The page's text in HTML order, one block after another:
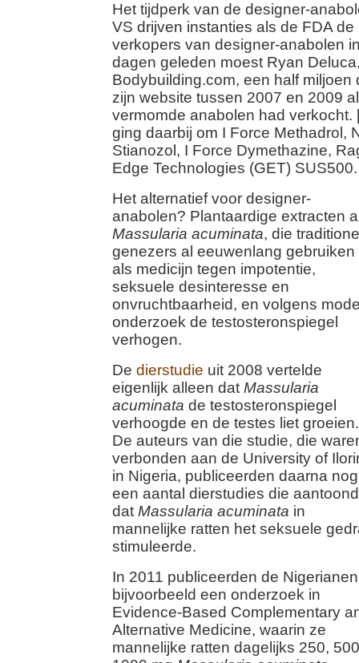
Het tijdperk van de designer-
VS drijven instanties als de FDA
verkopers van designer-anabolen
dagen geleden moest Ryan
Bodybuilding.com, een half miljoen
zijn website tussen 2007 en 2009
vermomde anabolen had verkocht.
ging daarbij om I Force Methadrol,
Stianozol, I Force Dymethazine,
Edge Technologies (GET) SUS500.
Het alternatief voor designer-
anabolen? Plantaardige extracten
Massularia acuminata, die
genezers al eeuwenlang gebruiken
als medicijn tegen impotentie,
seksuele desinteresse en
onvruchtbaarheid, en volgens
onderzoek de testosteronspiegel
verhogen.
De dierstudie uit 2008 vertelde
eigenlijk alleen dat Massularia
acuminata de testosteronspiegel
verhoogde en de testes liet groeien.
De auteurs van die studie, die
verbonden aan de University of
in Nigeria, publiceerden daarna nog
een aantal dierstudies die
dat Massularia acuminata in
mannelijke ratten het seksuele
stimuleerde.
In 2011 publiceerden de Nigerianen
bijvoorbeeld een onderzoek in
Evidence-Based Complementary
Alternative Medicine, waarin ze
mannelijke ratten dagelijks 250,